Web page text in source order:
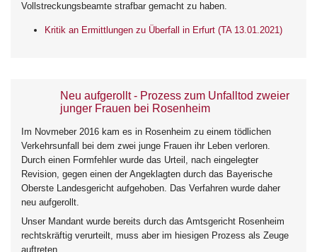
Vollstreckungsbeamte strafbar gemacht zu haben.
Kritik an Ermittlungen zu Überfall in Erfurt (TA 13.01.2021)
Neu aufgerollt - Prozess zum Unfalltod zweier
junger Frauen bei Rosenheim
Im Novmeber 2016 kam es in Rosenheim zu einem tödlichen
Verkehrsunfall bei dem zwei junge Frauen ihr Leben verloren.
Durch einen Formfehler wurde das Urteil, nach eingelegter
Revision, gegen einen der Angeklagten durch das Bayerische
Oberste Landesgericht aufgehoben. Das Verfahren wurde daher
neu aufgerollt.
Unser Mandant wurde bereits durch das Amtsgericht Rosenheim
rechtskräftig verurteilt, muss aber im hiesigen Prozess als Zeuge
auftreten.